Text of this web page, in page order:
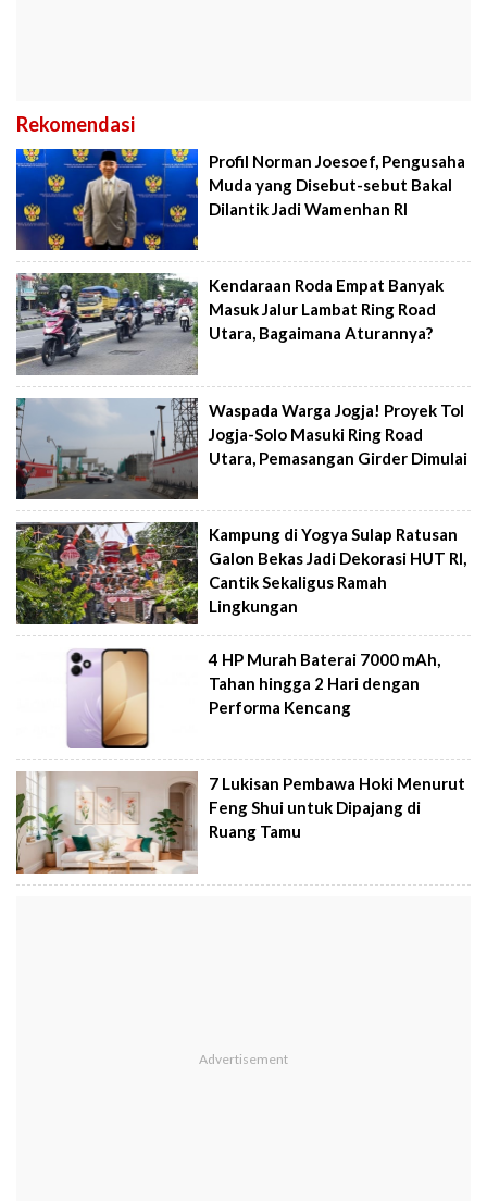
Rekomendasi
Profil Norman Joesoef, Pengusaha
Muda yang Disebut-sebut Bakal
Dilantik Jadi Wamenhan RI
Kendaraan Roda Empat Banyak
Masuk Jalur Lambat Ring Road
Utara, Bagaimana Aturannya?
Waspada Warga Jogja! Proyek Tol
Jogja-Solo Masuki Ring Road
Utara, Pemasangan Girder Dimulai
Kampung di Yogya Sulap Ratusan
Galon Bekas Jadi Dekorasi HUT RI,
Cantik Sekaligus Ramah
Lingkungan
4 HP Murah Baterai 7000 mAh,
Tahan hingga 2 Hari dengan
Performa Kencang
7 Lukisan Pembawa Hoki Menurut
Feng Shui untuk Dipajang di
Ruang Tamu